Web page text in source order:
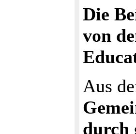
Die
von
Aus
durch